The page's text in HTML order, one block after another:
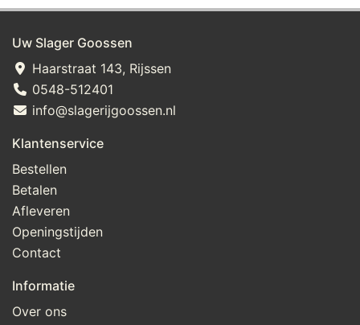
Uw Slager Goossen
Haarstraat 143, Rijssen
0548-512401
info@slagerijgoossen.nl
Klantenservice
Bestellen
Betalen
Afleveren
Openingstijden
Contact
Informatie
Over ons